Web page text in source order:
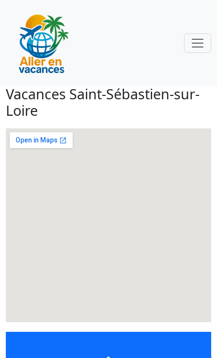
Vacances Saint-Sébastien-sur-
Loire